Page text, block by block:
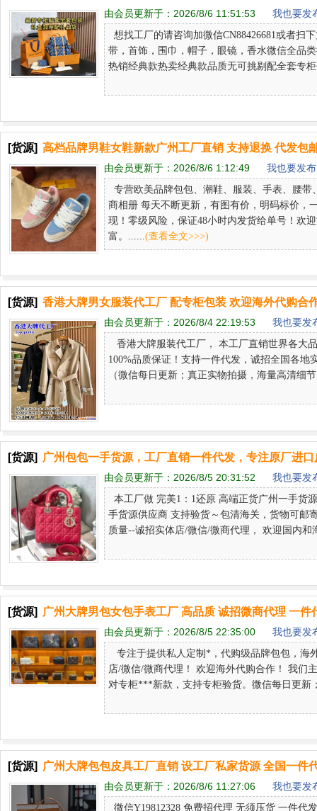
由会员更新于： 2026/8/6 11:51:53 我也要发
想找工厂的请咨询加微信CN88426681或者扫
带，首饰，围巾，帽子，眼镜，香水微信全品
热销经典款热卖经典款品质无可挑剔配全套专
[货源] 高档品牌男鞋女鞋新款广州工厂直销 支持退换 代发包
由会员更新于： 2026/8/6 1:12:49 我也要发
专营欧美品牌包包、潮鞋、服装、手表、腰
商相册 每天不断更新，有图有价，明码标价，
现！零级风险，保证48小时内发货给单号！欢
富。...... (查看全文>>>)
[货源] 香港大牌男女服装代工厂 配专柜包装 欢迎海外代购合
由会员更新于： 2026/8/4 22:19:53 我也要发
香港大牌服装代工厂， 本工厂直销世界各大
100%品质保证！支持一件代发，诚招全国各地
（微信每日更新；真正实物拍摄，海量高清细
[货源] 广州包包一手货源，工厂直销一件代发，专注原厂进
由会员更新于： 2026/8/5 20:31:52 我也要发
本工厂做 完美1：1还原 高端正货广州一手货
手货源供应商 支持验货～包清海关，货物可邮
质量--诚招实体店/微信/微商代理， 欢迎国内
[货源] 广州大牌男包女包手表工厂 高品质 诚招微商代理 一件
由会员更新于： 2026/8/5 22:35:00 我也要发
专注于提供私人定制*，代购级品牌包包，海
店/微信/微商代理！ 欢迎海外代购合作！ 我们
对专柜***新款，支持专柜验货。微信每日更新
[货源] 广州大牌包包皮具工厂直销 设工厂私家货源 全国一件
由会员更新于： 2026/8/6 11:27:06 我也要发
微信Y19812328 免费招代理 无须压货 一件代